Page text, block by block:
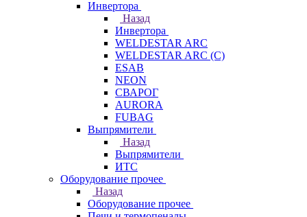
Инвертора
Назад
Инвертора
WELDESTAR ARC
WELDESTAR ARC (С)
ESAB
NEON
СВАРОГ
AURORA
FUBAG
Выпрямители
Назад
Выпрямители
ИТС
Оборудование прочее
Назад
Оборудование прочее